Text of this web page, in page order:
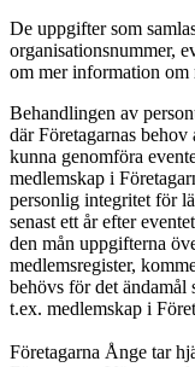
De uppgifter som
organisationsnummer,
om mer information om
Behandlingen av
där Företagarnas
kunna genomföra
medlemskap i
personlig integritet för
senast ett år efter
den mån uppgifterna
medlemsregister,
behövs för det ändamål
t.ex. medlemskap i
Företagarna Ånge tar